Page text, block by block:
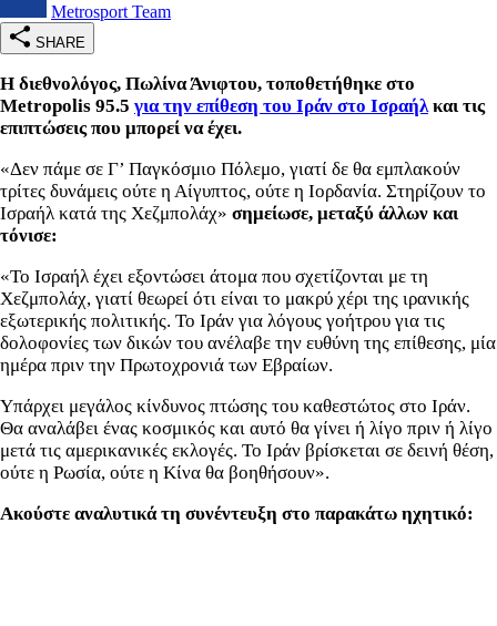
Metrosport Team
SHARE
Η διεθνολόγος, Πωλίνα Άνιφτου, τοποθετήθηκε στο
Metropolis 95.5 για την επίθεση του Ιράν στο Ισραήλκαι τις
επιπτώσεις που μπορεί να έχει.
«Δεν πάμε σε Γ’ Παγκόσμιο Πόλεμο, γιατί δε θα εμπλακούν
τρίτες δυνάμεις ούτε η Αίγυπτος, ούτε η Ιορδανία. Στηρίζουν το
Ισραήλ κατά της Χεζμπολάχ» σημείωσε, μεταξύ άλλων και
τόνισε:
«Το Ισραήλ έχει εξοντώσει άτομα που σχετίζονται με τη
Χεζμπολάχ, γιατί θεωρεί ότι είναι το μακρύ χέρι της ιρανικής
εξωτερικής πολιτικής. Το Ιράν για λόγους γοήτρου για τις
δολοφονίες των δικών του ανέλαβε την ευθύνη της επίθεσης, μία
ημέρα πριν την Πρωτοχρονιά των Εβραίων.
Υπάρχει μεγάλος κίνδυνος πτώσης του καθεστώτος στο Ιράν.
Θα αναλάβει ένας κοσμικός και αυτό θα γίνει ή λίγο πριν ή λίγο
μετά τις αμερικανικές εκλογές. Το Ιράν βρίσκεται σε δεινή θέση,
ούτε η Ρωσία, ούτε η Κίνα θα βοηθήσουν».
Ακούστε αναλυτικά τη συνέντευξη στο παρακάτω ηχητικό: